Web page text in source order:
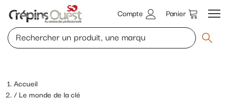
Compte Panier
Accueil
Le monde de la clé